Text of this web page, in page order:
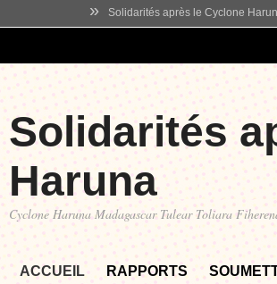
» Solidarités après le Cyclone
Solidarités
Haruna
Cyclone Haruna Madagascar Tulear Toliara
ACCUEIL RAPPORTS